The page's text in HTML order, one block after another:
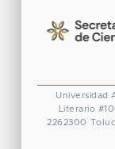
Universidad
Literario
2262300